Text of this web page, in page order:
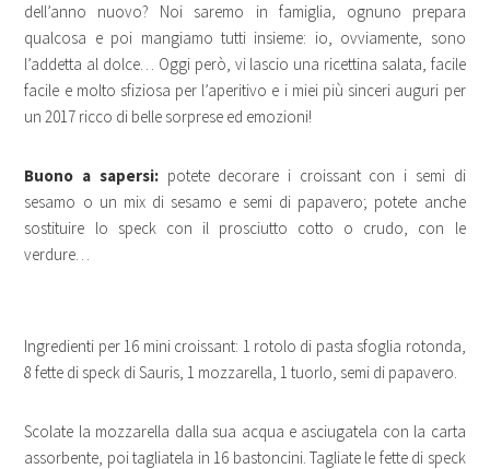
dell’anno nuovo? Noi saremo in famiglia, ognuno prepara
qualcosa e poi mangiamo tutti insieme: io, ovviamente, sono
l’addetta al dolce… Oggi però, vi lascio una ricettina salata, facile
facile e molto sfiziosa per l’aperitivo e i miei più sinceri auguri per
un 2017 ricco di belle sorprese ed emozioni!
Buono a sapersi:potete decorare i croissant con i semi di
sesamo o un mix di sesamo e semi di papavero; potete anche
sostituire lo speck con il prosciutto cotto o crudo, con le
verdure…
Ingredienti per 16 mini croissant: 1 rotolo di pasta sfoglia rotonda,
8 fette di speck di Sauris, 1 mozzarella, 1 tuorlo, semi di papavero.
Scolate la mozzarella dalla sua acqua e asciugatela con la carta
assorbente, poi tagliatela in 16 bastoncini. Tagliate le fette di speck